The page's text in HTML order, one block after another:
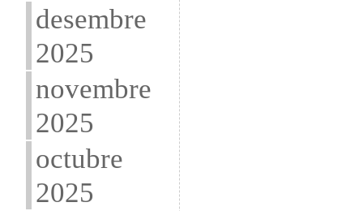
desembre
2025
novembre
2025
octubre
2025